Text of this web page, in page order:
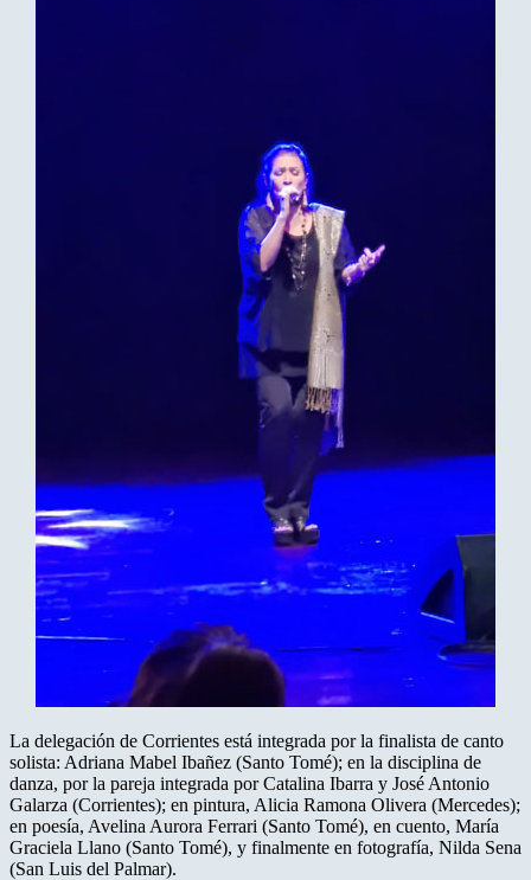
La delegación de Corrientes está integrada por la finalista de canto
solista: Adriana Mabel Ibañez (Santo Tomé); en la disciplina de
danza, por la pareja integrada por Catalina Ibarra y José Antonio
Galarza (Corrientes); en pintura, Alicia Ramona Olivera (Mercedes);
en poesía, Avelina Aurora Ferrari (Santo Tomé), en cuento, María
Graciela Llano (Santo Tomé), y finalmente en fotografía, Nilda Sena
(San Luis del Palmar).